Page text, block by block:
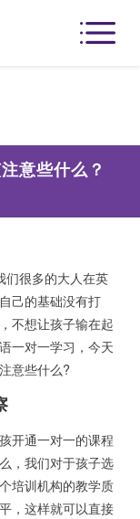
意些什么？
很多的大人在英
己的基础没有打
不想让孩子输在起
一对一学习，今天
意些什么?
开通一对一的课程
，我们对于孩子选
培训机构的教学质
，这样就可以直接